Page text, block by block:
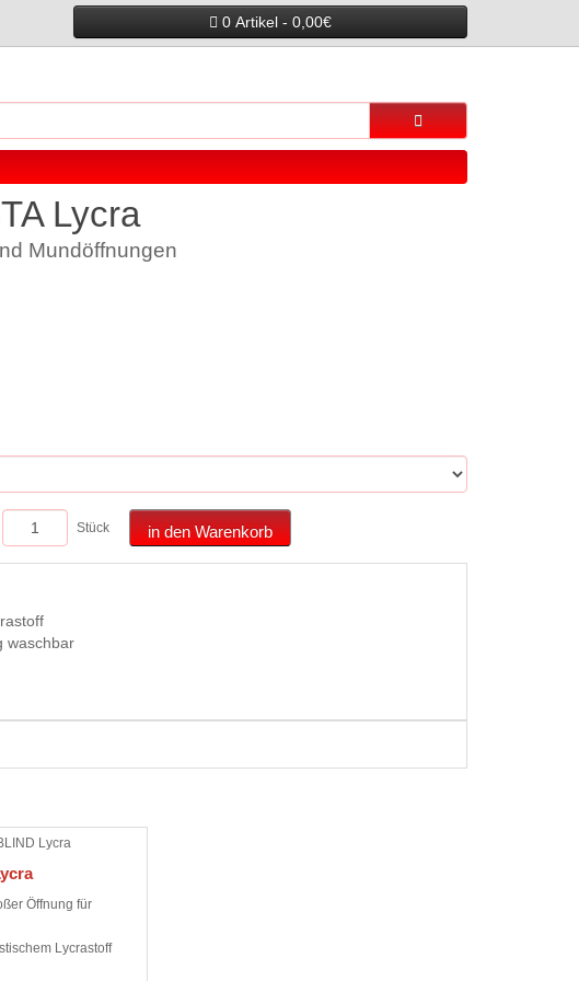
0 Artikel - 0,00€
Lycra
Mundöffnungen
Stück in den Warenkorb
waschbar
Öffnung für
Lycrastoff